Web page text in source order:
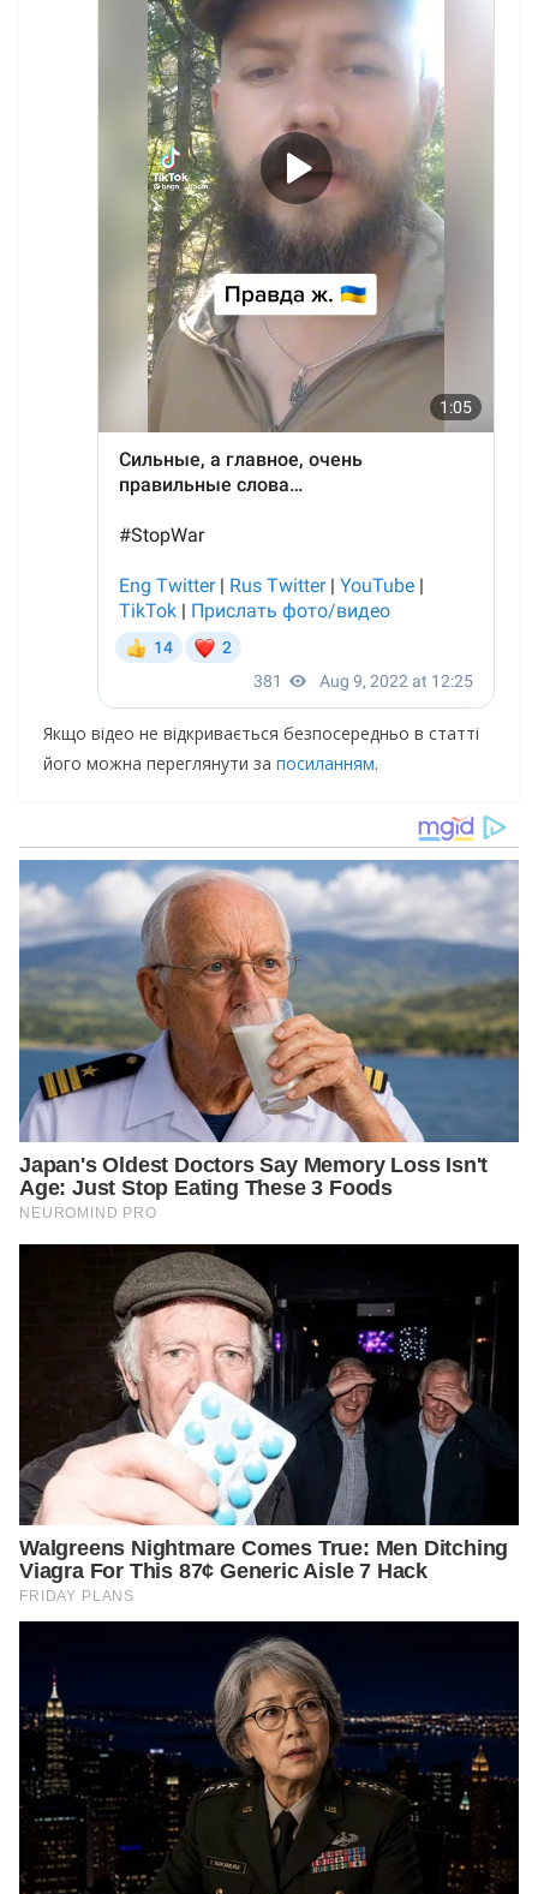
Якщо відео не відкривається безпосередньо в статті
його можна переглянути за посиланням.